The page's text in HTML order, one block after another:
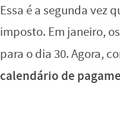
Essa é a segunda vez
imposto. Em janeiro,
para o dia 30. Agora,
calendário de